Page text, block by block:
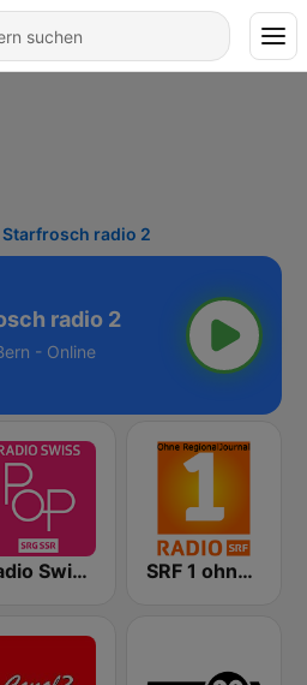
Starfrosch radio 2
radio 2
- Online
Radio Swiss Pop SRF 1 ohne RegionalJournal